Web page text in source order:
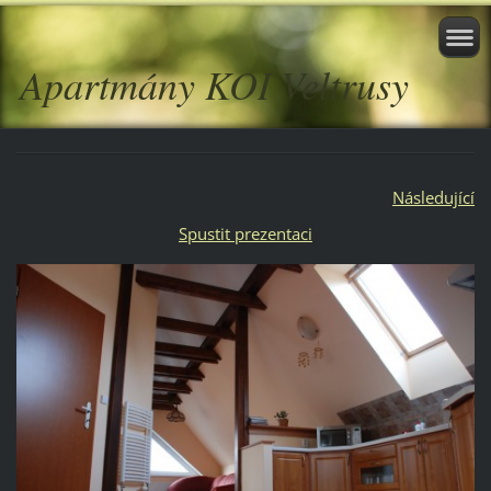
Apartmány KOI Veltrusy
Následující
Spustit prezentaci